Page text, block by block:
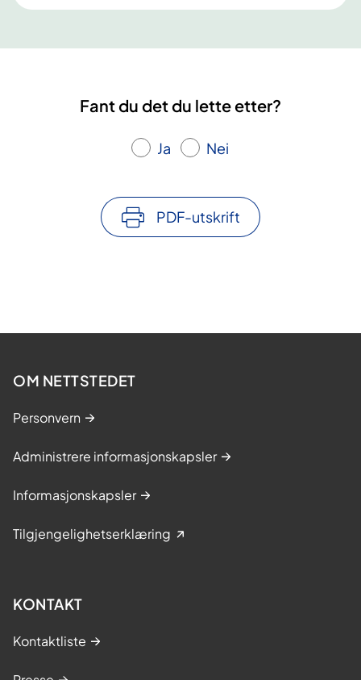
Fant du det du lette etter?
Ja Nei
PDF-utskrift
OM NETTSTEDET
Personvern
Administrere informasjonskapsler
Informasjonskapsler
Tilgjengelighetserklæring
KONTAKT
Kontaktliste